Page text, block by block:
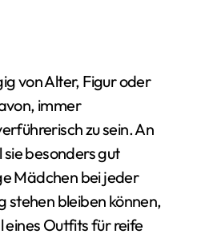
immer
zu sein. An
besonders gut
Mädchen bei jeder
stehen bleiben können,
Outfits für reife